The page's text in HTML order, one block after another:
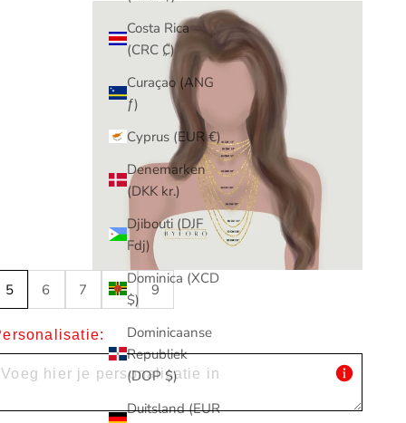
Costa Rica
(CRC ₡)
Curaçao (ANG
ƒ)
Cyprus (EUR €)
Denemarken
(DKK kr.)
Djibouti (DJF
Fdj)
Dominica (XCD
$)
Dominicaanse
Republiek
(DOP $)
Duitsland (EUR
5 6 7 8 9